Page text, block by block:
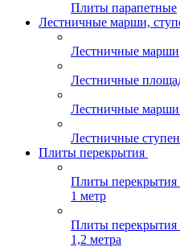
Плиты парапетные
Лестничные марши,
Лестничные марши
Лестничные
Лестничные
Лестничные
Плиты перекрытия
Плиты
1 метр
Плиты
1,2 метра